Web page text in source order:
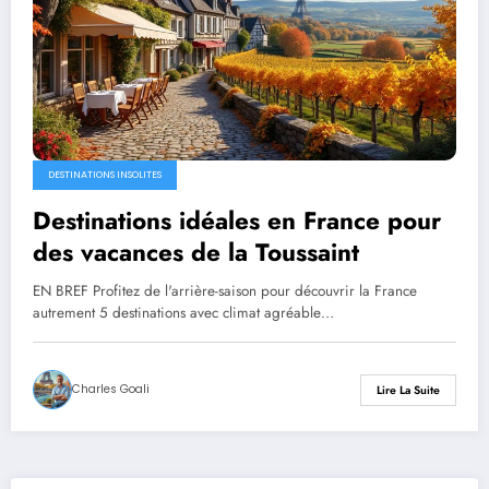
DESTINATIONS INSOLITES
Destinations idéales en France pour
des vacances de la Toussaint
EN BREF Profitez de l'arrière-saison pour découvrir la France
autrement 5 destinations avec climat agréable…
Charles Goali Lire La Suite